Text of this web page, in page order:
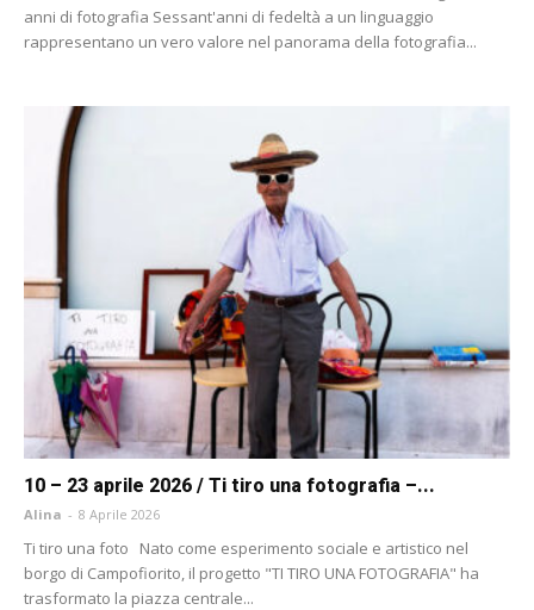
anni di fotografia Sessant'anni di fedeltà a un linguaggio
rappresentano un vero valore nel panorama della fotografia...
10 – 23 aprile 2026 / Ti tiro una fotografia –...
Alina - 8 Aprile 2026
Ti tiro una foto Nato come esperimento sociale e artistico nel
borgo di Campofiorito, il progetto "TI TIRO UNA FOTOGRAFIA" ha
trasformato la piazza centrale...